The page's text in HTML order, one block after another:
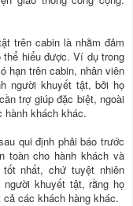
trên cabin là nhằm đảm
hiểu được. Ví dụ trong
hạn trên cabin, nhân viên
người khuyết tật, bởi họ
trợ giúp đặc biệt, ngoài
hành khách khác.
qui định phải báo trước
toàn cho hành khách và
nhất, chứ tuyệt nhiên
khuyết tật, rằng họ
các khách hàng khác.